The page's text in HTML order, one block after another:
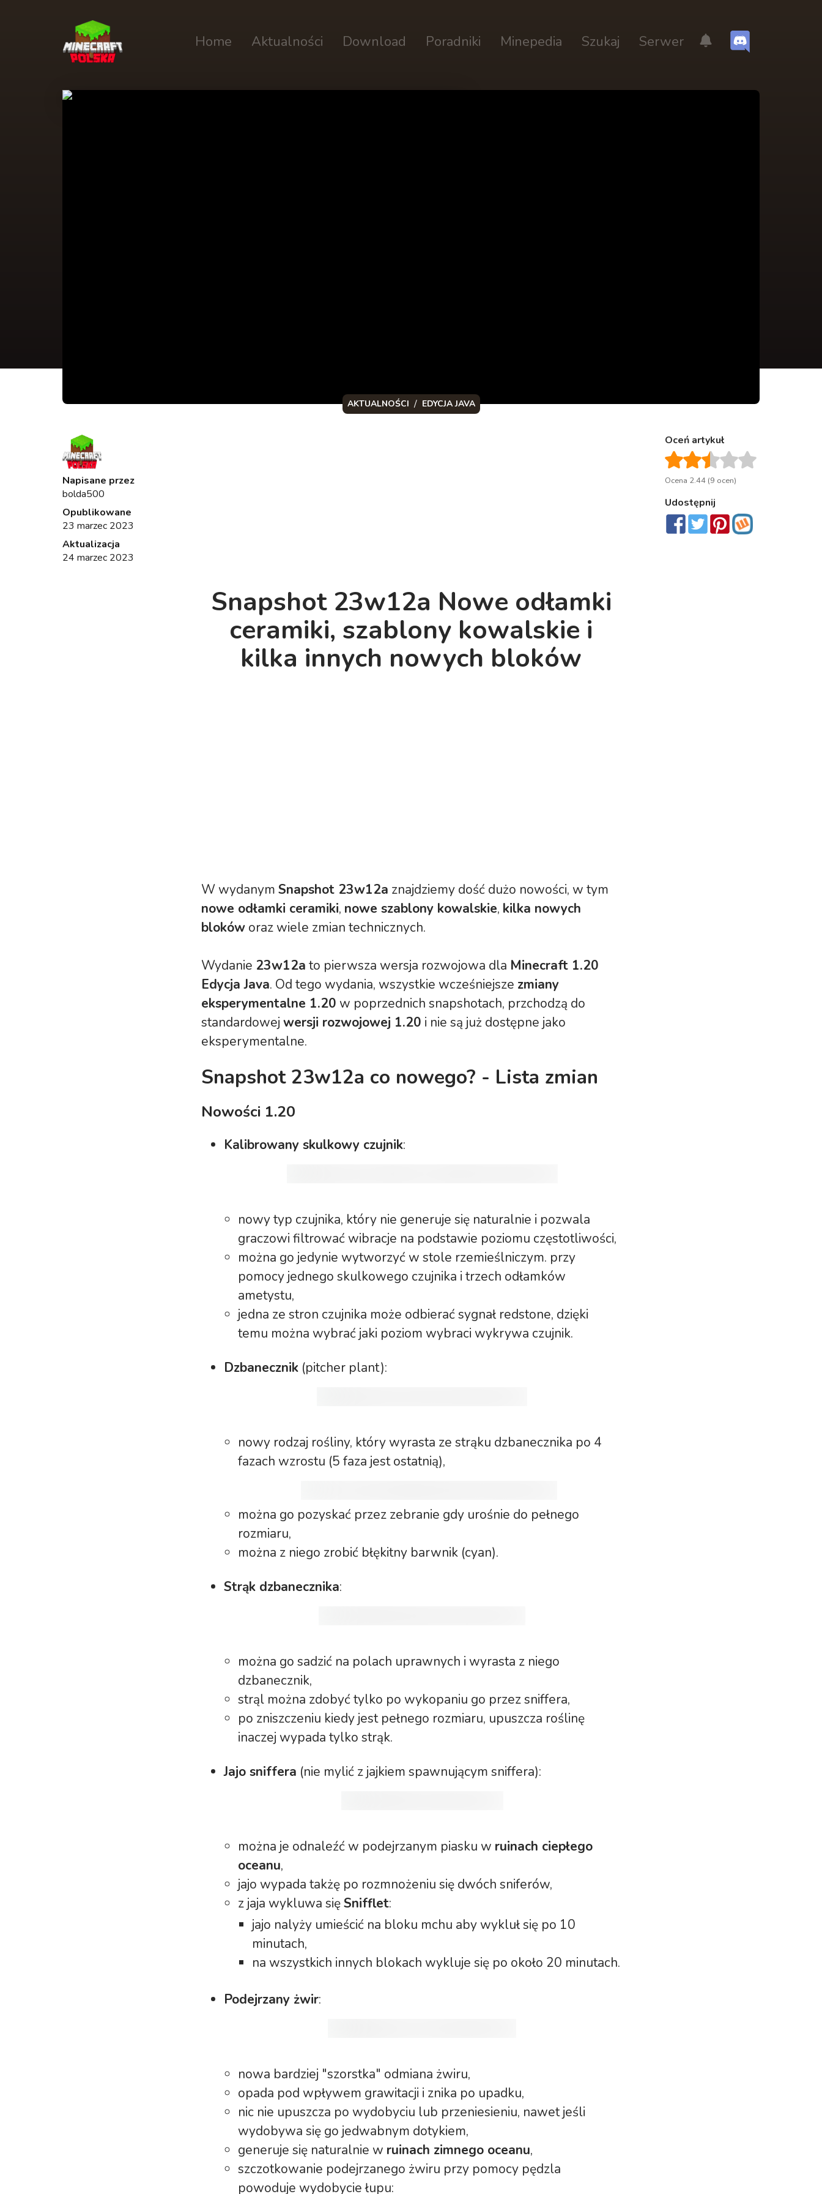
Home Aktualności Download Poradniki Minepedia Szukaj Serwer
AKTUALNOŚCI / EDYCJA JAVA
Napisane przez
bolda500
Opublikowane
23 marzec 2023
Aktualizacja
24 marzec 2023
Snapshot 23w12a Nowe odłamki
ceramiki, szablony kowalskie i
kilka innych nowych bloków
W wydanym Snapshot 23w12a znajdziemy dość dużo nowości, w tym
nowe odłamki ceramiki, nowe szablony kowalskie, kilka nowych
bloków oraz wiele zmian technicznych.
Wydanie 23w12a to pierwsza wersja rozwojowa dla Minecraft 1.20
Edycja Java. Od tego wydania, wszystkie wcześniejsze zmiany
eksperymentalne 1.20 w poprzednich snapshotach, przchodzą do
standardowej wersji rozwojowej 1.20 i nie są już dostępne jako
eksperymentalne.
Snapshot 23w12a co nowego? - Lista zmian
Nowości 1.20
Kalibrowany skulkowy czujnik:
nowy typ czujnika, który nie generuje się naturalnie i pozwala
graczowi filtrować wibracje na podstawie poziomu częstotliwości,
można go jedynie wytworzyć w stole rzemieślniczym. przy
pomocy jednego skulkowego czujnika i trzech odłamków
ametystu,
jedna ze stron czujnika może odbierać sygnał redstone, dzięki
temu można wybrać jaki poziom wybraci wykrywa czujnik.
Dzbanecznik(pitcher plant):
nowy rodzaj rośliny, który wyrasta ze strąku dzbanecznika po 4
fazach wzrostu (5 faza jest ostatnią),
można go pozyskać przez zebranie gdy urośnie do pełnego
rozmiaru,
można z niego zrobić błękitny barwnik (cyan).
Strąk dzbanecznika:
można go sadzić na polach uprawnych i wyrasta z niego
dzbanecznik,
strąl można zdobyć tylko po wykopaniu go przez sniffera,
po zniszczeniu kiedy jest pełnego rozmiaru, upuszcza roślinę
inaczej wypada tylko strąk.
Jajo sniffera (nie mylić z jajkiem spawnującym sniffera):
można je odnaleźć w podejrzanym piasku w ruinach ciepłego
oceanu,
jajo wypada takżę po rozmnożeniu się dwóch sniferów,
z jaja wykluwa sięSnifflet:
jajo nalyży umieścić na bloku mchu aby wykluł się po 10
minutach,
na wszystkich innych blokach wykluje się po około 20 minutach.
Podejrzany żwir:
nowa bardziej "szorstka" odmiana żwiru,
opada pod wpływem grawitacji i znika po upadku,
nic nie upuszcza po wydobyciu lub przeniesieniu, nawet jeśli
wydobywa się go jedwabnym dotykiem,
generuje się naturalnie w ruinach zimnego oceanu,
szczotkowanie podejrzanego żwiru przy pomocy pędzla
powoduje wydobycie łupu:
Oceń artykuł
Ocena 2.44 (9 ocen)
Udostępnij